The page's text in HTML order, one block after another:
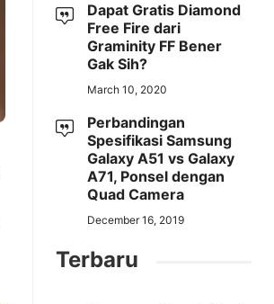
Dapat Gratis Diamond
Free Fire dari
Graminity FF Bener
Gak Sih?
March 10, 2020
Perbandingan
Spesifikasi Samsung
Galaxy A51 vs Galaxy
A71, Ponsel dengan
Quad Camera
December 16, 2019
Terbaru